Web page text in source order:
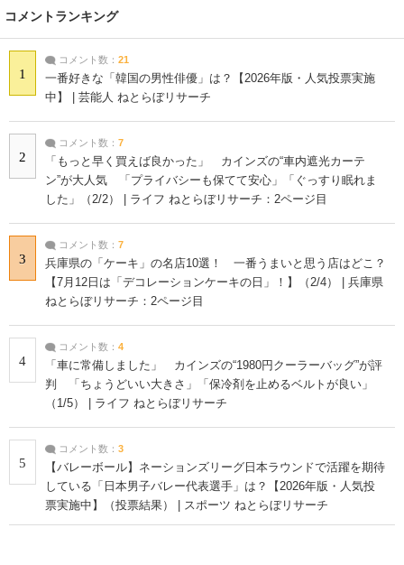
コメントランキング
1
コメント数： 21
一番好きな「韓国の男性俳優」は？【2026年版・人気投票実施
中】 | 芸能人 ねとらぼリサーチ
2
コメント数： 7
「もっと早く買えば良かった」 カインズの“車内遮光カーテ
ン”が大人気 「プライバシーも保てて安心」「ぐっすり眠れま
した」（2/2） | ライフ ねとらぼリサーチ：2ページ目
3
コメント数： 7
兵庫県の「ケーキ」の名店10選！ 一番うまいと思う店はどこ？
【7月12日は「デコレーションケーキの日」！】（2/4） | 兵庫県
ねとらぼリサーチ：2ページ目
4
コメント数： 4
「車に常備しました」 カインズの“1980円クーラーバッグ”が評
判 「ちょうどいい大きさ」「保冷剤を止めるベルトが良い」
（1/5） | ライフ ねとらぼリサーチ
5
コメント数： 3
【バレーボール】ネーションズリーグ日本ラウンドで活躍を期待
している「日本男子バレー代表選手」は？【2026年版・人気投
票実施中】（投票結果） | スポーツ ねとらぼリサーチ